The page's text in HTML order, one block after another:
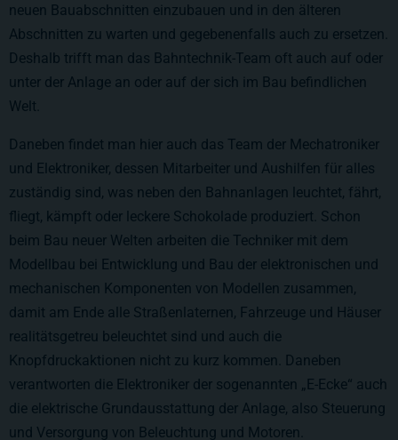
neuen Bauabschnitten einzubauen und in den älteren
Abschnitten zu warten und gegebenenfalls auch zu ersetzen.
Deshalb trifft man das Bahntechnik-Team oft auch auf oder
unter der Anlage an oder auf der sich im Bau befindlichen
Welt.
Daneben findet man hier auch das Team der Mechatroniker
und Elektroniker, dessen Mitarbeiter und Aushilfen für alles
zuständig sind, was neben den Bahnanlagen leuchtet, fährt,
fliegt, kämpft oder leckere Schokolade produziert. Schon
beim Bau neuer Welten arbeiten die Techniker mit dem
Modellbau bei Entwicklung und Bau der elektronischen und
mechanischen Komponenten von Modellen zusammen,
damit am Ende alle Straßenlaternen, Fahrzeuge und Häuser
realitätsgetreu beleuchtet sind und auch die
Knopfdruckaktionen nicht zu kurz kommen. Daneben
verantworten die Elektroniker der sogenannten „E-Ecke“ auch
die elektrische Grundausstattung der Anlage, also Steuerung
und Versorgung von Beleuchtung und Motoren.